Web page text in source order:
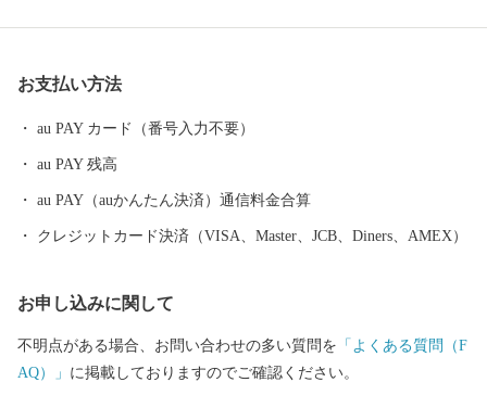
ます。 ぜひ、加須市へ一度遊びに来てください。 【キャンセル等
の対応について】 こちらはふるさと納税のお申し込みページとな
はできません。あらかじめご了承ください。 【返礼品について】
■ふるさと納税の返礼品は一時所得に該当します。 ふるさと納税
寄付につきましては、経済的利益の無償の供与として行われてお
該当します。 【個人情報の取り扱いについて】 お寄せいただいた
個人情報は、寄附金の受付、入金及び記念品発送に係る確認や連
絡に使用させていただきます。 また、加須市の情報を発信する際
お支払い方法
au PAY カード（番号入力不要）
au PAY 残高
au PAY（auかんたん決済）通信料金合算
クレジットカード決済（VISA、Master、JCB、Diners、AMEX）
お申し込みに関して
不明点がある場合、お問い合わせの多い質問を 「よくある質問（F
AQ）」 に掲載しておりますのでご確認ください。